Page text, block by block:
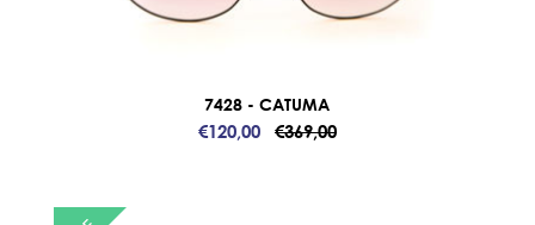
7428 - CATUMA
€120,00 €369,00